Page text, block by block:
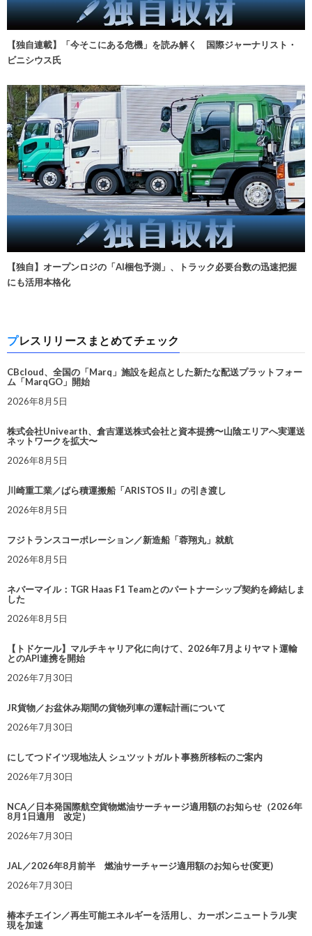
【独自連載】「今そこにある危機」を読み解く 国際ジャーナリスト・
ビニシウス氏
【独自】オープンロジの「AI梱包予測」、トラック必要台数の迅速把握
にも活用本格化
プレスリリースまとめてチェック
CBcloud、全国の「Marq」施設を起点とした新たな配送プラットフォー
ム「MarqGO」開始
2026年8月5日
株式会社Univearth、倉吉運送株式会社と資本提携〜山陰エリアへ実運送
ネットワークを拡大〜
2026年8月5日
川崎重工業／ばら積運搬船「ARISTOS II」の引き渡し
2026年8月5日
フジトランスコーポレーション／新造船「蓉翔丸」就航
2026年8月5日
ネバーマイル：TGR Haas F1 Teamとのパートナーシップ契約を締結しま
した
2026年8月5日
【トドケール】マルチキャリア化に向けて、2026年7月よりヤマト運輸
とのAPI連携を開始
2026年7月30日
JR貨物／お盆休み期間の貨物列車の運転計画について
2026年7月30日
にしてつドイツ現地法人 シュツットガルト事務所移転のご案内
2026年7月30日
NCA／日本発国際航空貨物燃油サーチャージ適用額のお知らせ（2026年
8月1日適用 改定）
2026年7月30日
JAL／2026年8月前半 燃油サーチャージ適用額のお知らせ(変更)
2026年7月30日
椿本チエイン／再生可能エネルギーを活用し、カーボンニュートラル実
現を加速